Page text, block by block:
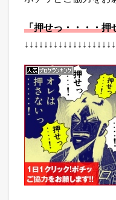
「押せっ・・・・押